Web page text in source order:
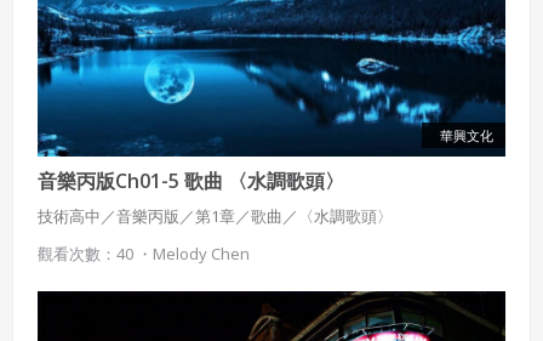
華興文化
音樂丙版Ch01-5 歌曲 〈水調歌頭〉
技術高中／音樂丙版／第1章／歌曲／〈水調歌頭〉
觀看次數：40 ・ Melody Chen